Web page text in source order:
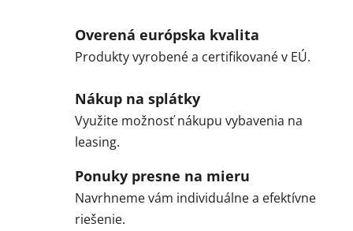
Overená európska kvalita
Produkty vyrobené a certifikované v EÚ.
Nákup na splátky
Využite možnosť nákupu vybavenia na
leasing.
Ponuky presne na mieru
Navrhneme vám individuálne a efektívne
riešenie.